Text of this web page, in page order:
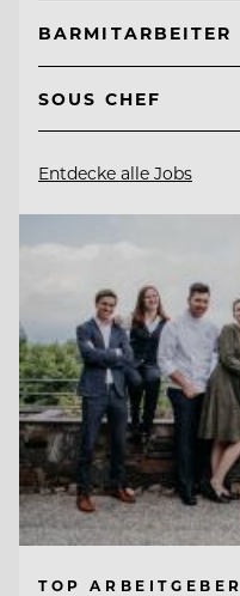
BARMITARBEITER
SOUS CHEF
Entdecke alle Jobs
TOP ARBEITGEBER